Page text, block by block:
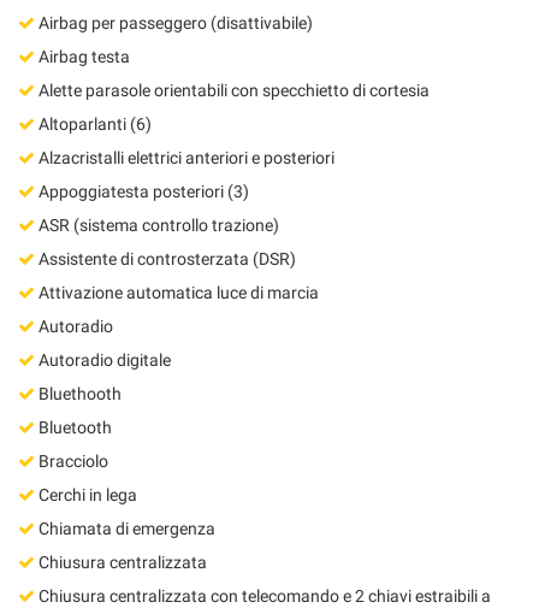
Airbag per passeggero (disattivabile)
Airbag testa
Alette parasole orientabili con specchietto di cortesia
Altoparlanti (6)
Alzacristalli elettrici anteriori e posteriori
Appoggiatesta posteriori (3)
ASR (sistema controllo trazione)
Assistente di controsterzata (DSR)
Attivazione automatica luce di marcia
Autoradio
Autoradio digitale
Bluethooth
Bluetooth
Bracciolo
Cerchi in lega
Chiamata di emergenza
Chiusura centralizzata
Chiusura centralizzata con telecomando e 2 chiavi estraibili a